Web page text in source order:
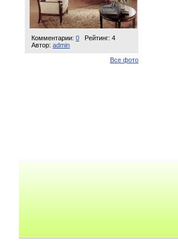
Комментарии: 0
Рейтинг: 4
Автор: admin
Все фото